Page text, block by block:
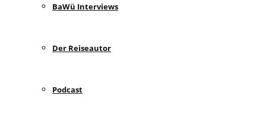
BaWü Interviews
Der Reiseautor
Podcast